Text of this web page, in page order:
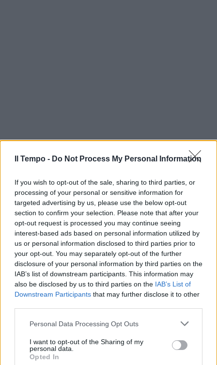
Il Tempo - Do Not Process My Personal Information
If you wish to opt-out of the sale, sharing to third parties, or
processing of your personal or sensitive information for
targeted advertising by us, please use the below opt-out
section to confirm your selection. Please note that after your
opt-out request is processed you may continue seeing
interest-based ads based on personal information utilized by
us or personal information disclosed to third parties prior to
your opt-out. You may separately opt-out of the further
disclosure of your personal information by third parties on the
IAB’s list of downstream participants. This information may
also be disclosed by us to third parties on the IAB’s List of
Downstream Participants that may further disclose it to other
Personal Data Processing Opt Outs
I want to opt-out of the Sharing of my
personal data.
Opted In